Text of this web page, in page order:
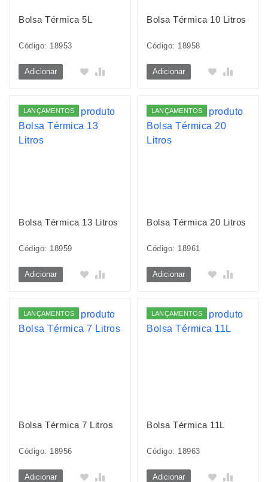
Bolsa Térmica 5L
Código: 18953
Adicionar
Bolsa Térmica 10 Litros
Código: 18958
Adicionar
LANÇAMENTOS
Bolsa Térmica 13 Litros
Código: 18959
Adicionar
LANÇAMENTOS
Bolsa Térmica 20 Litros
Código: 18961
Adicionar
LANÇAMENTOS
Bolsa Térmica 7 Litros
Código: 18956
Adicionar
LANÇAMENTOS
Bolsa Térmica 11L
Código: 18963
Adicionar